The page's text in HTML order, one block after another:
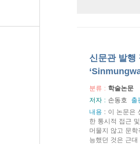
신문관 발
분류 : 학술논문
저자 : 손동호
출
내용 : 이 논문은
한 통시적 접근
머물지 않고 문
능했던 것은 근